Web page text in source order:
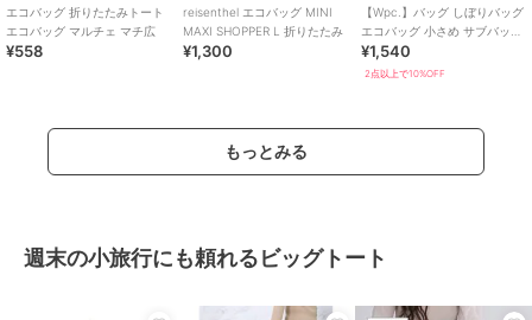
エコバッグ 折りたたみトート
エコバッグ マルチェ マチ広
¥558
reisenthel エコバッグ MINI
MAXI SHOPPER L 折りたたみ
¥1,300
【Wpc.】バッグ しぼりバッグ
エコバッグ 小さめ サブバッグ
コンパクト 洗濯可能 レディ
ース
¥1,540
2点以上で10%OFF
もっとみる
週末の小旅行にも頼れるビッグトート